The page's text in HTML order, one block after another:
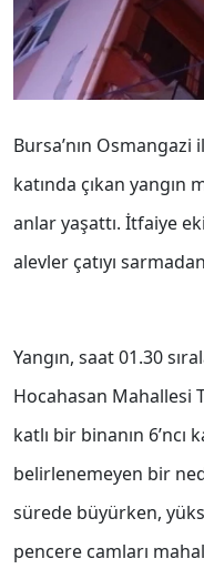
Bursa’nın
katında çıkan
anlar yaşattı. İtfaiye
alevler çatıyı
Yangın, saat 01.30
Hocahasan Mahallesi
katlı bir binanın
belirlenemeyen bir
sürede büyürken,
pencere camları